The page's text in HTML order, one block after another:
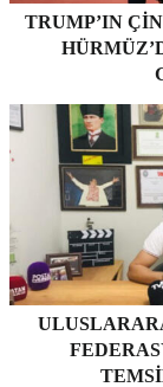
TRUMP’IN